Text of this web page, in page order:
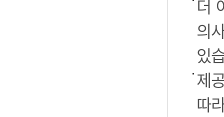
더
의
있
제
따